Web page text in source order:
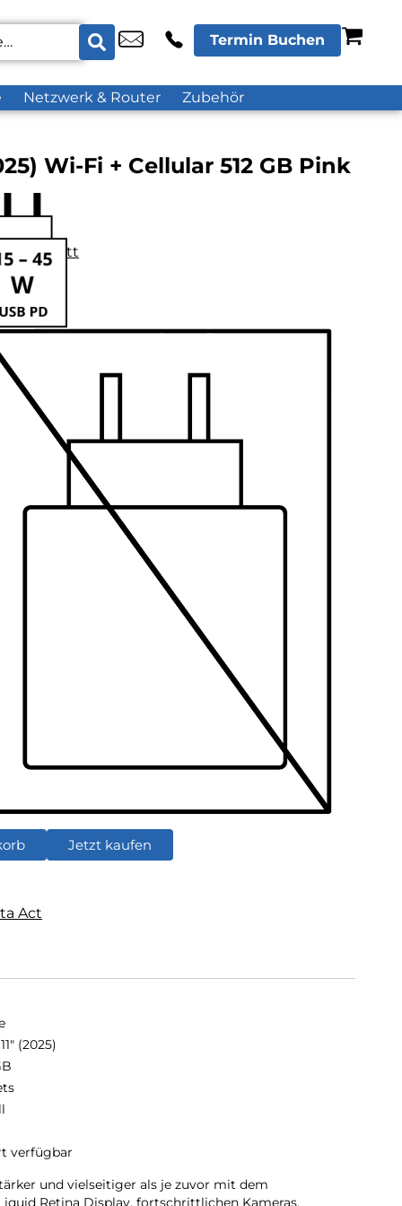
Termin Buchen
Netzwerk & Router Zubehör
Wi-Fi + Cellular 512 GB Pink
Jetzt kaufen
Act
(2025)
verfügbar
und vielseitiger als je zuvor mit dem
Retina Display, fortschrittlichen Kameras,